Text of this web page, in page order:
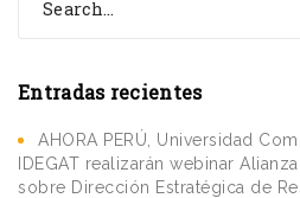
Entradas recientes
AHORA PERÚ, Universidad
IDEGAT realizarán webinar
sobre Dirección Estratégica de